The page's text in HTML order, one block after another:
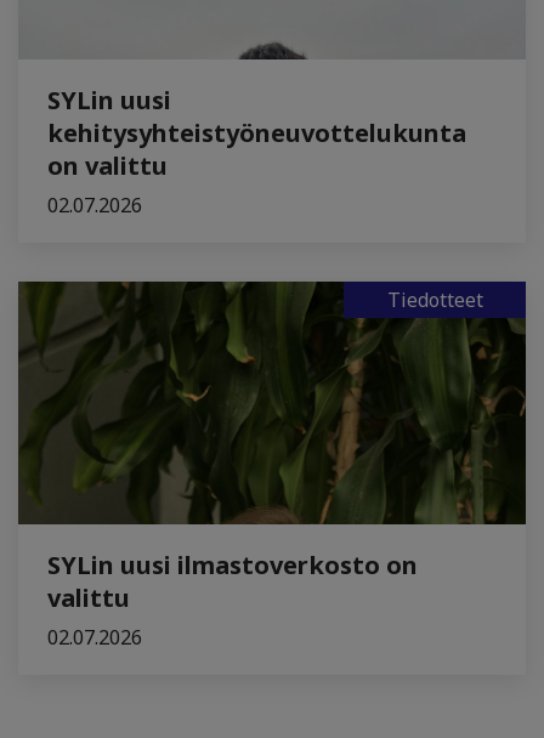
SYLin uusi
kehitysyhteistyöneuvottelukunta
on valittu
02.07.2026
Tiedotteet
SYLin uusi ilmastoverkosto on
valittu
02.07.2026